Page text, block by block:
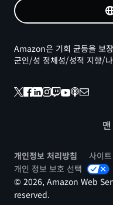
Amazon은 기회 균등을 보
군인/성 정체성/성적 지향/
개인정보 처리방침
사이
개인 정보 보호 선택
© 2026, Amazon Web
reserved.